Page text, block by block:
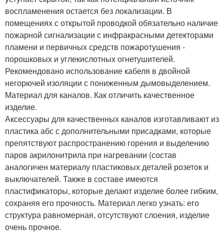
воспламенения остается без локализации. В
помещениях с открытой проводкой обязательно наличие
пожарной сигнализации с инфракрасными детекторами
пламени и первичных средств пожаротушения -
порошковых и углекислотных огнетушителей.
Рекомендовано использование кабеля в двойной
негорючей изоляции с пониженным дымовыделением.
Материал для каналов. Как отличить качественное
изделие.
Аксессуары для качественных каналов изготавливают из
пластика абс с дополнительными присадками, которые
препятствуют распространению горения и выделению
паров акрилонитрила при нагревании (состав
аналогичен материалу пластиковых деталей розеток и
выключателей. Также в составе имеются
пластификаторы, которые делают изделие более гибким,
сохраняя его прочность. Материал легко узнать: его
структура равномерная, отсутствуют слоения, изделие
очень прочное.